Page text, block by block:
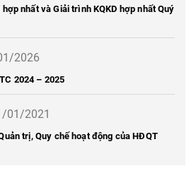
nhất và Giải trình KQKD hợp nhất Quý
2026
2024 – 2025
01/2021
trị, Quy chế hoạt động của HĐQT